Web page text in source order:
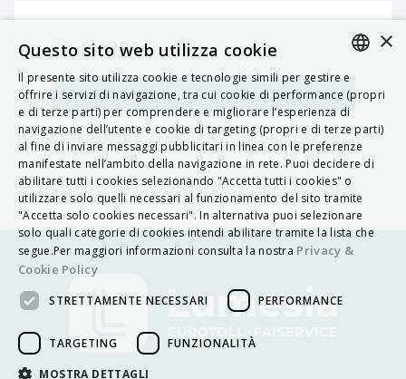
MAPPA
Navigatore ITALIAN
ENGLISH
FRENCH
HUNGARIAN
DEUTSCH
POLSKI
PORTUGUÊS
×
Questo sito web utilizza cookie
Il presente sito utilizza cookie e tecnologie simili per gestire e
offrire i servizi di navigazione, tra cui cookie di performance (propri
e di terze parti) per comprendere e migliorare l’esperienza di
navigazione dell’utente e cookie di targeting (propri e di terze parti)
al fine di inviare messaggi pubblicitari in linea con le preferenze
manifestate nell’ambito della navigazione in rete. Puoi decidere di
abilitare tutti i cookies selezionando "Accetta tutti i cookies" o
utilizzare solo quelli necessari al funzionamento del sito tramite
"Accetta solo cookies necessari". In alternativa puoi selezionare
solo quali categorie di cookies intendi abilitare tramite la lista che
segue.Per maggiori informazioni consulta la nostra Privacy &
Cookie Policy
STRETTAMENTE NECESSARI PERFORMANCE
TARGETING FUNZIONALITÀ
MOSTRA DETTAGLI